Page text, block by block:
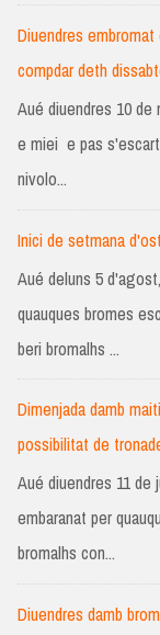
Diuendres
compdar deth
Aué diuendres 10 de
e miei e pas
nivolo...
Inici de setmana
Aué deluns 5
quauques bromes
beri bromalhs ...
Dimenjada damb
possibilitat de
Aué diuendres 11 de
embaranat per
bromalhs con...
Diuendres damb